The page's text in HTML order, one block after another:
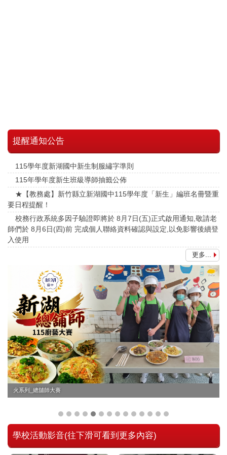
提醒通知公告
115學年度新湖國中新生制服繡字準則
115年學年度新生班級導師抽籤公佈
★【教務處】新竹縣立新湖國中115學年度「新生」編班名冊暨重
要日程提醒！
校務行政系統多因子驗證即將於 8月7日(五)正式啟用通知,敬請老
師們於 8月6日(四)前 完成個人聯絡資料確認與設定,以免影響後續登
入使用
更多...
火系列_總舖師大賽
學校活動影音(往下滑可看到更多內容)